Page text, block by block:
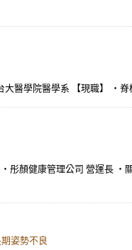
醫學院醫學系 【現職】 ・
彤顏健康管理公司 營運長
姿勢不良